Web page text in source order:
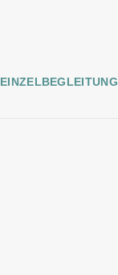
EINZELBEGLEITUNG